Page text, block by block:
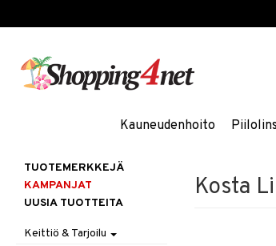
Kauneudenhoito
Kosta
TUOTEMERKKEJÄ
KAMPANJAT
UUSIA TUOTTEITA
Keittiö & Tarjoilu